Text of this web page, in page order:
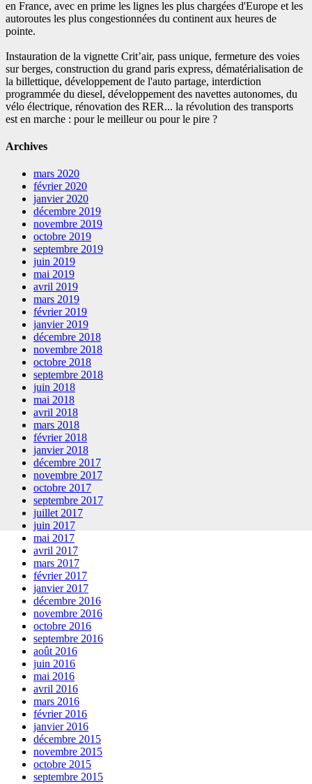
en France, avec en prime les lignes les plus chargées d'Europe et les
autoroutes les plus congestionnées du continent aux heures de
pointe.
Instauration de la vignette Crit’air, pass unique, fermeture des voies
sur berges, construction du grand paris express, dématérialisation de
la billettique, développement de l'auto partage, interdiction
programmée du diesel, développement des navettes autonomes, du
vélo électrique, rénovation des RER... la révolution des transports
est en marche : pour le meilleur ou pour le pire ?
Archives
mars 2020
février 2020
janvier 2020
décembre 2019
novembre 2019
octobre 2019
septembre 2019
juin 2019
mai 2019
avril 2019
mars 2019
février 2019
janvier 2019
décembre 2018
novembre 2018
octobre 2018
septembre 2018
juin 2018
mai 2018
avril 2018
mars 2018
février 2018
janvier 2018
décembre 2017
novembre 2017
octobre 2017
septembre 2017
juillet 2017
juin 2017
mai 2017
avril 2017
mars 2017
février 2017
janvier 2017
décembre 2016
novembre 2016
octobre 2016
septembre 2016
août 2016
juin 2016
mai 2016
avril 2016
mars 2016
février 2016
janvier 2016
décembre 2015
novembre 2015
octobre 2015
septembre 2015